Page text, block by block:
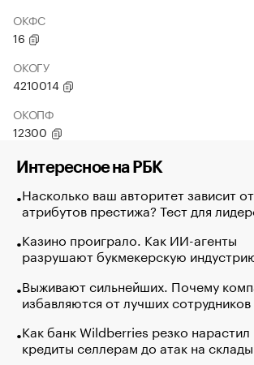
ОКФС
16
ОКОГУ
4210014
ОКОПФ
12300
Интересное на РБК
Насколько ваш авторитет зависит от
атрибутов престижа? Тест для
Казино проиграло. Как ИИ-агенты
разрушают букмекерскую
Выживают сильнейших. Почему
избавляются от лучших сотрудников
Как банк Wildberries резко нарастил
кредиты селлерам до атак на склады